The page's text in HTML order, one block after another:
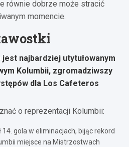
równie dobrze może stracić
momencie.
najbardziej utytułowanym
Kolumbii, zgromadziwszy
dla Los Cafeteros
o reprezentacji Kolumbii:
gola w eliminacjach, bijąc rekord
miejsce na Mistrzostwach